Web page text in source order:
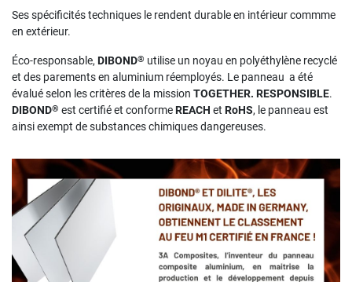
Ses spécificités techniques le rendent durable en intérieur commme
en extérieur.
Éco-responsable, DIBOND® utilise un noyau en polyéthylène recyclé
et des parements en aluminium réemployés. Le panneau a été
évalué selon les critères de la mission TOGETHER. RESPONSIBLE.
DIBOND® est certifié et conformeREACH et RoHS, le panneau est
ainsi exempt de substances chimiques dangereuses.